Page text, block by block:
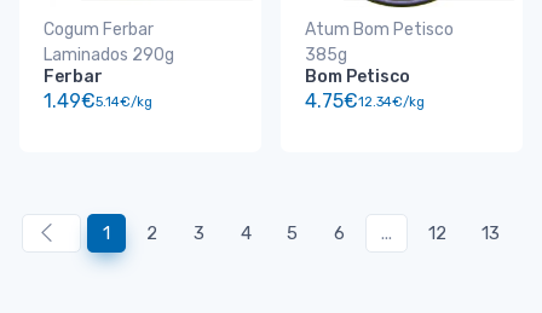
Cogum Ferbar
Laminados 290g
Ferbar
1.49€5.14€/kg
Atum Bom Petisco
385g
Bom Petisco
4.75€12.34€/kg
1 2 3 4 5 6 ... 12 13